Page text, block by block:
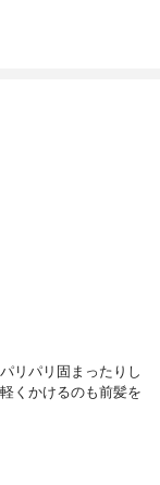
リパリ固まったりし
くかけるのも前髪を